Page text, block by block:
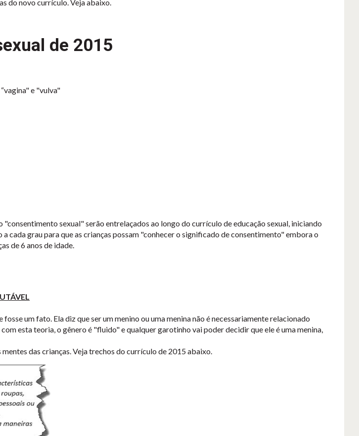
do novo currículo. Veja abaixo.
de 2015
e "vulva"
sexual" serão entrelaçados ao longo do currículo de educação sexual, iniciando
cada grau para que as crianças possam "conhecer o significado de consentimento" embora o
de 6 anos de idade.
um fato. Ela diz que ser um menino ou uma menina não é necessariamente relacionado
esta teoria, o gênero é "fluido" e qualquer garotinho vai poder decidir que ele é uma menina,
das crianças. Veja trechos do currículo de 2015 abaixo.